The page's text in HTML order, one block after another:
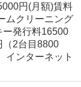
円(月額)賃料
ムクリーニング
発行料16500
（2台目8800
インターネット